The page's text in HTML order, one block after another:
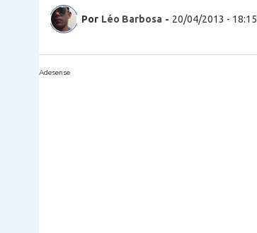
Por Léo Barbosa - 20/04/2013 - 18:15
Adesense